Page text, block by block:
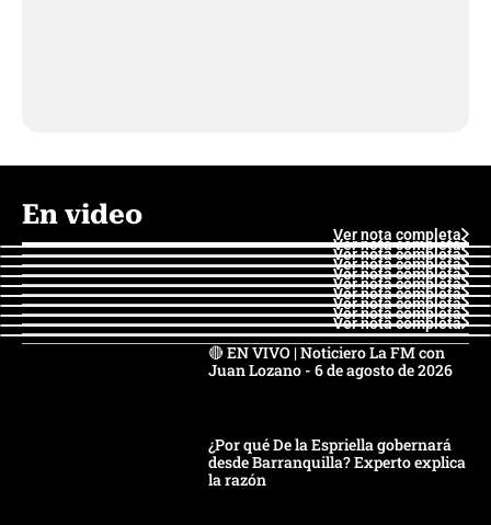
En video
Ver nota completa
Ver nota completa
Ver nota completa
Ver nota completa
Ver nota completa
Ver nota completa
Ver nota completa
Ver nota completa
Ver nota completa
Ver nota completa
🔴 EN VIVO | Noticiero La FM con
Juan Lozano - 6 de agosto de 2026
¿Por qué De la Espriella gobernará
desde Barranquilla? Experto explica
la razón